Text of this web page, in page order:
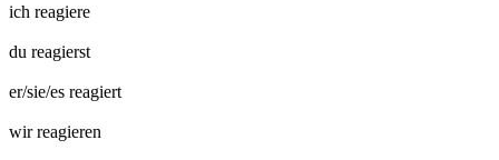
ich reagiere
du reagierst
er/sie/es reagiert
wirreagieren